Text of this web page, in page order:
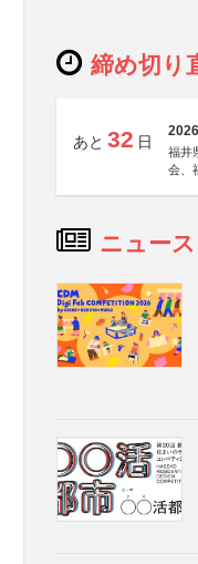
締め切り
あと 32 日
福井
会、
ニュース